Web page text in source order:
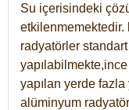
Su içerisindeki
etkilenmemektedir.
radyatörler
yapılan yerde
alüminyum